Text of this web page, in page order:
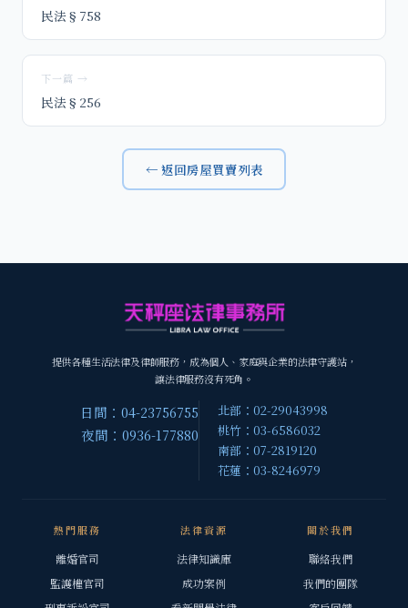
民法§758
下一篇 →
民法§256
← 返回房屋買賣列表
提供各種生活法律及律師服務，成為個人、家庭與企業的法律守護站，
讓法律服務沒有死角。
日間：04-23756755
夜間：0936-177880
北部：02-29043998
桃竹：03-6586032
南部：07-2819120
花蓮：03-8246979
熱門服務
離婚官司
監護權官司
法律資源
法律知識庫
成功案例
關於我們
聯絡我們
我們的團隊